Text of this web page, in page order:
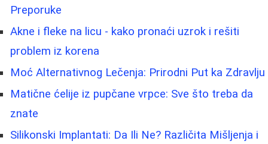
Preporuke
Akne i fleke na licu - kako pronaći uzrok i rešiti
problem iz korena
Moć Alternativnog Lečenja: Prirodni Put ka Zdravlju
Matične ćelije iz pupčane vrpce: Sve što treba da
znate
Silikonski Implantati: Da Ili Ne? Različita Mišljenja i